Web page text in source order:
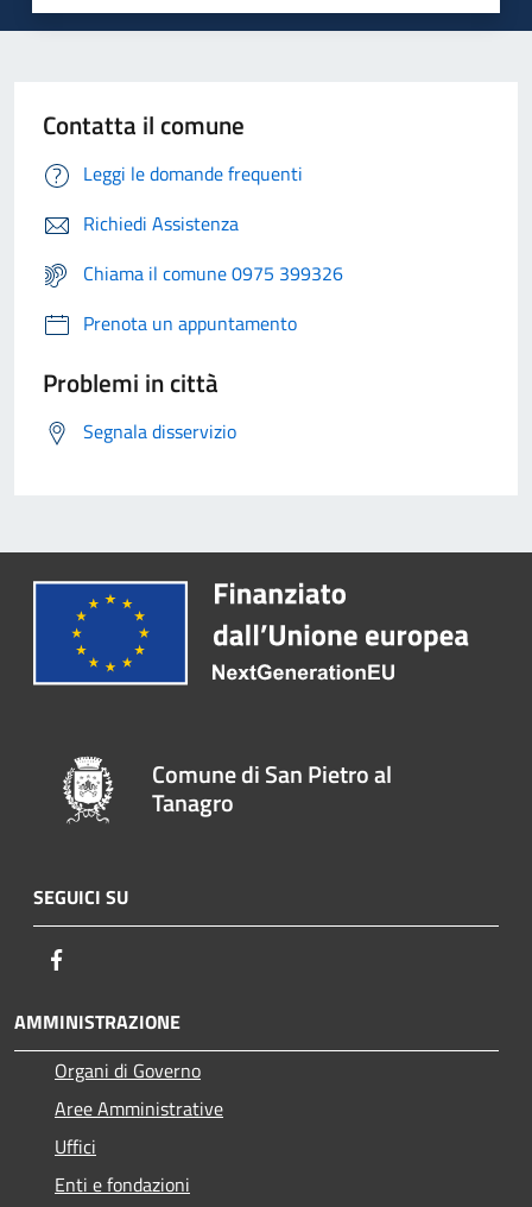
Contatta il comune
Leggi le domande frequenti
Richiedi Assistenza
Chiama il comune 0975 399326
Prenota un appuntamento
Problemi in città
Segnala disservizio
Comune di San Pietro al
Tanagro
SEGUICI SU
AMMINISTRAZIONE
Organi di Governo
Aree Amministrative
Uffici
Enti e fondazioni